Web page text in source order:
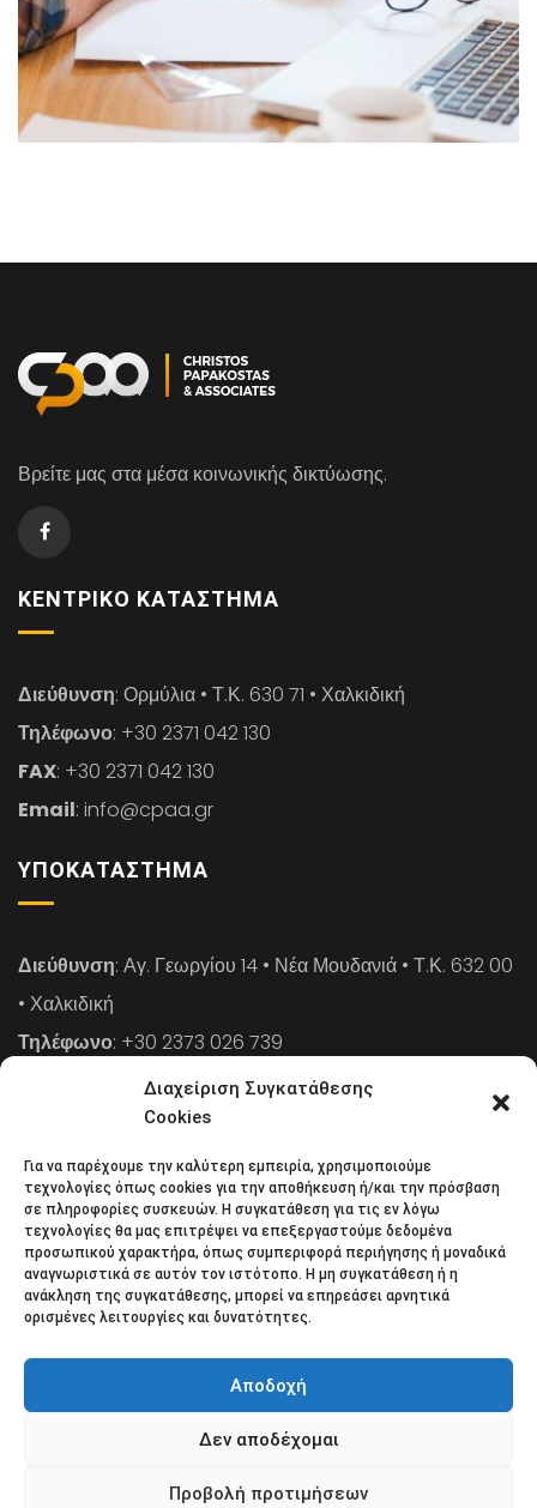
Διαχείριση Συγκατάθεσης
Cookies
Για να παρέχουμε την καλύτερη εμπειρία, χρησιμοποιούμε
τεχνολογίες όπως cookies για την αποθήκευση ή/και την πρόσβαση
σε πληροφορίες συσκευών. Η συγκατάθεση για τις εν λόγω
τεχνολογίες θα μας επιτρέψει να επεξεργαστούμε δεδομένα
προσωπικού χαρακτήρα, όπως συμπεριφορά περιήγησης ή μοναδικά
αναγνωριστικά σε αυτόν τον ιστότοπο. Η μη συγκατάθεση ή η
ανάκληση της συγκατάθεσης, μπορεί να επηρεάσει αρνητικά
ορισμένες λειτουργίες και δυνατότητες.
Αποδοχή
Δεν αποδέχομαι
Προβολή προτιμήσεων
Βρείτε μας στα μέσα κοινωνικής δικτύωσης.
ΚΕΝΤΡΙΚΌ ΚΑΤΆΣΤΗΜΑ
Διεύθυνση: Ορμύλια • Τ.Κ. 630 71 • Χαλκιδική
Τηλέφωνο: +30 2371 042 130
FAX: +30 2371 042 130
Email: info@cpaa.gr
ΥΠΟΚΑΤΆΣΤΗΜΑ
Διεύθυνση: Αγ. Γεωργίου 14 • Νέα Μουδανιά • Τ.Κ. 632 00
• Χαλκιδική
Τηλέφωνο: +30 2373 026 739
: +30 2373 026 739
: info@cpaa.gr
NEWSLETTER
Κάντε εγγραφή στο ηλεκτρονικό μας φυλλάδιο και μείνετε
στο επίκεντρο της οικονομικής επικαιρότητας.
Πολιτική απορρήτου